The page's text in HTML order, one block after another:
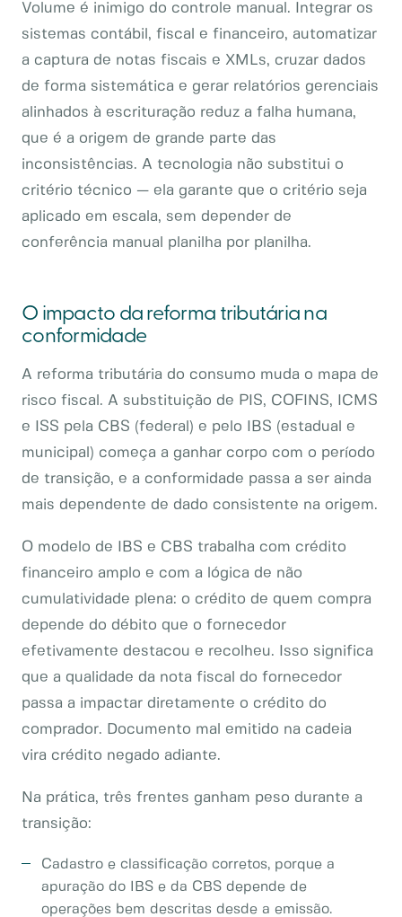
Volume é inimigo do controle manual. Integrar os
sistemas contábil, fiscal e financeiro, automatizar
a captura de notas fiscais e XMLs, cruzar dados
de forma sistemática e gerar relatórios gerenciais
alinhados à escrituração reduz a falha humana,
que é a origem de grande parte das
inconsistências. A tecnologia não substitui o
critério técnico — ela garante que o critério seja
aplicado em escala, sem depender de
conferência manual planilha por planilha.
O impacto da reforma tributária na
conformidade
A reforma tributária do consumo muda o mapa de
risco fiscal. A substituição de PIS, COFINS, ICMS
e ISS pela CBS (federal) e pelo IBS (estadual e
municipal) começa a ganhar corpo com o período
de transição, e a conformidade passa a ser ainda
mais dependente de dado consistente na origem.
O modelo de IBS e CBS trabalha com crédito
financeiro amplo e com a lógica de não
cumulatividade plena: o crédito de quem compra
depende do débito que o fornecedor
efetivamente destacou e recolheu. Isso significa
que a qualidade da nota fiscal do fornecedor
passa a impactar diretamente o crédito do
comprador. Documento mal emitido na cadeia
vira crédito negado adiante.
Na prática, três frentes ganham peso durante a
transição:
Cadastro e classificação corretos, porque a
apuração do IBS e da CBS depende de
operações bem descritas desde a emissão.